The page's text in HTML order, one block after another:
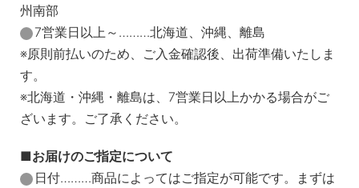
州南部
7営業日以上～………北海道、沖縄、離島
※原則前払いのため、ご入金確認後、出荷準備いたしま
す。
※北海道・沖縄・離島は、7営業日以上かかる場合がご
ざいます。ご了承ください。
お届けのご指定について
日付………商品によってはご指定が可能です。まずは